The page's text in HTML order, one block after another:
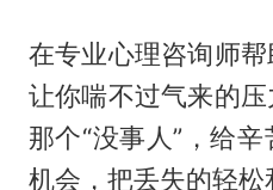
在专业心理咨询师
让你喘不过气来的
那个“没事人”，给
机会，把丢失的轻松